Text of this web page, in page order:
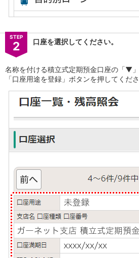
認知症保険
海外旅行保険
スマホ保険
傷害保険
カード
クレジットカード
デビットカード
インターネットバンキング
アプリ
イオン銀行アプリTOP
通帳アプリ
イオン銀行PayB
iAEON
AEON Pay
支払・入金・サービス
支払・入金TOP
AEON Pay
口座振替サービス
自動入金サービス
WEB即時決済サービス
STEP
2 口座を選択してください。
名称を付ける積立式定期預金口座の「▼
「口座用途を登録」ボタンを押してくださ